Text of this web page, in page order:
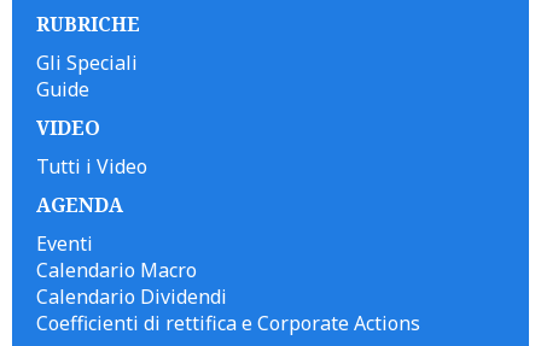
RUBRICHE
Gli Speciali
Guide
VIDEO
Tutti i Video
AGENDA
Eventi
Calendario Macro
Calendario Dividendi
Coefficienti di rettifica e Corporate Actions